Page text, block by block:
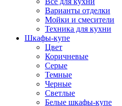
Варианты отделки
Мойки и смесители
Техника для кухни
Шкафы-купе
Цвет
Коричневые
Серые
Темные
Черные
Светлые
Белые шкафы-купе